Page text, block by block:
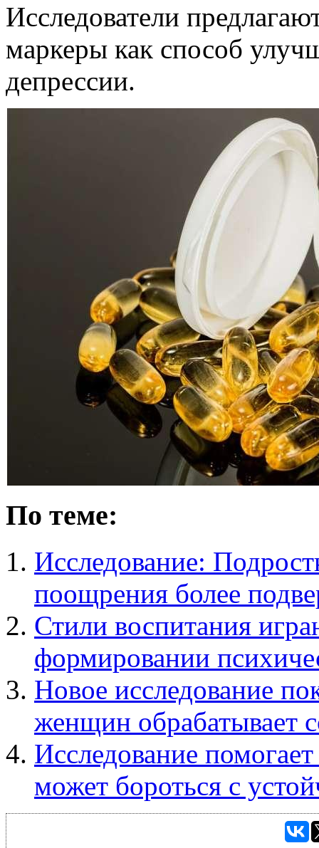
Исследователи
маркеры как способ
депрессии.
По теме:
Исследование:
поощрения более
Стили воспитания
формировании
Новое исследование
женщин обрабатывает
Исследование
может бороться с